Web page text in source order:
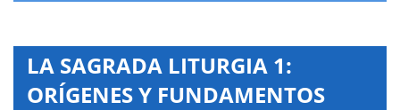
LA SAGRADA LITURGIA 1:
ORÍGENES Y FUNDAMENTOS